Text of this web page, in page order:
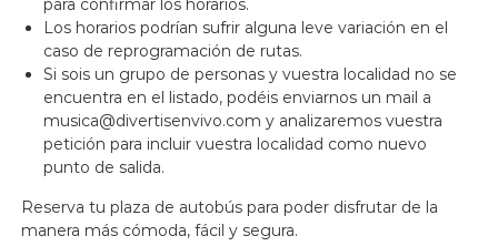
para confirmar los horarios.
Los horarios podrían sufrir alguna leve variación en el
caso de reprogramación de rutas.
Si sois un grupo de personas y vuestra localidad no se
encuentra en el listado, podéis enviarnos un mail a
musica@divertisenvivo.com y analizaremos vuestra
petición para incluir vuestra localidad como nuevo
punto de salida.
Reserva tu plaza de autobús para poder disfrutar de la
manera más cómoda, fácil y segura.